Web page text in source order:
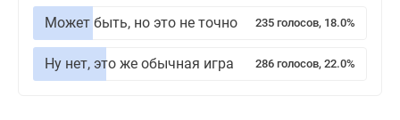
Может быть, но это не точно 235 голосов, 18.0%
Ну нет, это же обычная игра 286 голосов, 22.0%